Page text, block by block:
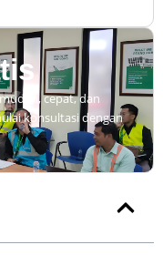
cepat, dan
konsultasi dengan